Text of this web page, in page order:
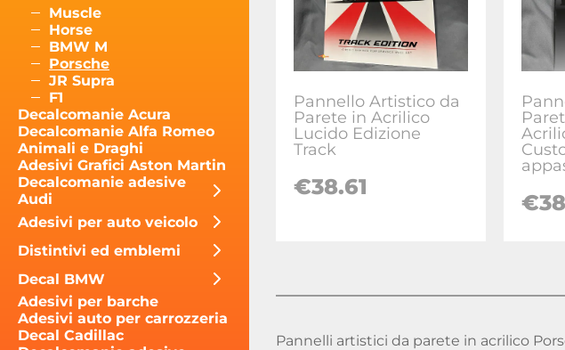
Muscle
Horse
BMW M
Porsche
JR Supra
F1
Decalcomanie Acura
Decalcomanie Alfa Romeo
Animali e Draghi
Adesivi Grafici Aston Martin
Decalcomanie adesive
Audi
Adesivi per auto veicolo
Distintivi ed emblemi
Decal BMW
Adesivi per barche
Adesivi auto per carrozzeria
Decal Cadillac
Pannello Artistico da
Parete in Acrilico
Lucido Edizione
Track
€38.61
€
Pannelli artistici da parete in acrilico